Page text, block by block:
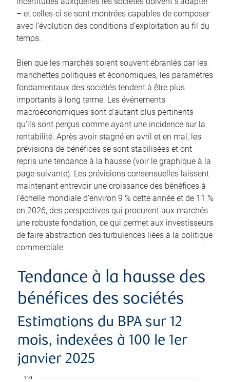
– et celles-ci se sont montrées capables de composer
avec l’évolution des conditions d’exploitation au fil du
temps.
Bien que les marchés soient souvent ébranlés par les
manchettes politiques et économiques, les paramètres
fondamentaux des sociétés tendent à être plus
importants à long terme. Les événements
macroéconomiques sont d’autant plus pertinents
qu’ils sont perçus comme ayant une incidence sur la
rentabilité. Après avoir stagné en avril et en mai, les
prévisions de bénéfices se sont stabilisées et ont
repris une tendance à la hausse (voir le graphique à la
page suivante). Les prévisions consensuelles laissent
maintenant entrevoir une croissance des bénéfices à
l’échelle mondiale d’environ 9 % cette année et de 11 %
en 2026, des perspectives qui procurent aux marchés
une robuste fondation, ce qui permet aux investisseurs
de faire abstraction des turbulences liées à la politique
commerciale.
Tendance à la hausse des
bénéfices des sociétés
Estimations du BPA sur 12
mois, indexées à 100 le 1er
janvier 2025